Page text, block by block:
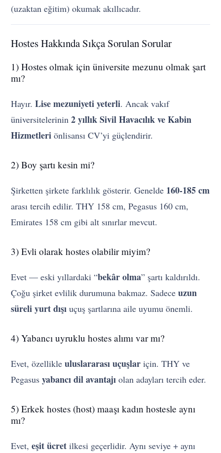
(uzaktan eğitim) okumak akıllıcadır.
Hostes Hakkında Sıkça Sorulan Sorular
1) Hostes olmak için üniversite mezunu olmak şart
mı?
Hayır.Lise mezuniyeti yeterli. Ancak vakıf
üniversitelerinin2 yıllık Sivil Havacılık ve Kabin
Hizmetleri önlisansı CV’yi güçlendirir.
2) Boy şartı kesin mi?
Şirketten şirkete farklılık gösterir. Genelde 160-185 cm
arası tercih edilir. THY 158 cm, Pegasus 160 cm,
Emirates 158 cm gibi alt sınırlar mevcut.
3) Evli olarak hostes olabilir miyim?
Evet — eski yıllardaki “bekâr olma” şartı kaldırıldı.
Çoğu şirket evlilik durumuna bakmaz. Sadeceuzun
süreli yurt dışı uçuş şartlarına aile uyumu önemli.
4) Yabancı uyruklu hostes alımı var mı?
Evet, özellikleuluslararası uçuşlar için. THY ve
Pegasusyabancı dil avantajı olan adayları tercih eder.
5) Erkek hostes (host) maaşı kadın hostesle aynı
mı?
Evet,eşit ücret ilkesi geçerlidir. Aynı seviye + aynı